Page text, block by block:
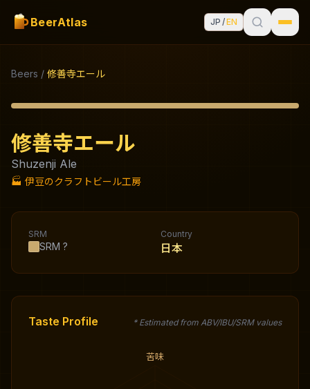
BeerAtlas JP /EN
Beers / 修善寺エール
修善寺エール
Shuzenji Ale
🏭 伊豆のクラフトビール工房
SRM
SRM ?
Country
日本
Taste Profile * Estimated from ABV/IBU/SRM values
苦味